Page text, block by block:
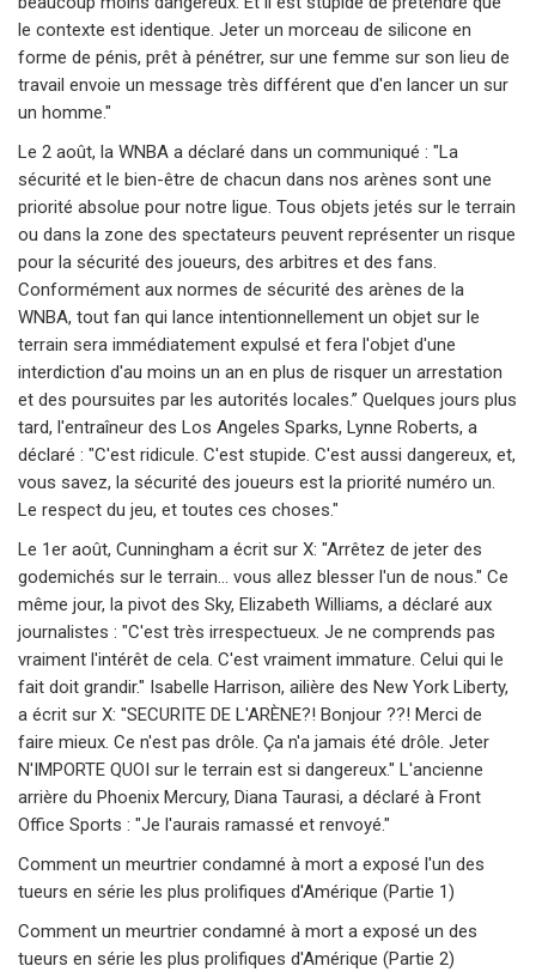
le contexte est identique. Jeter un morceau de silicone en
forme de pénis, prêt à pénétrer, sur une femme sur son lieu de
travail envoie un message très différent que d'en lancer un sur
un homme."
Le 2 août, la WNBA a déclaré dans un communiqué : "La
sécurité et le bien-être de chacun dans nos arènes sont une
priorité absolue pour notre ligue. Tous objets jetés sur le terrain
ou dans la zone des spectateurs peuvent représenter un risque
pour la sécurité des joueurs, des arbitres et des fans.
Conformément aux normes de sécurité des arènes de la
WNBA, tout fan qui lance intentionnellement un objet sur le
terrain sera immédiatement expulsé et fera l'objet d'une
interdiction d'au moins un an en plus de risquer un arrestation
et des poursuites par les autorités locales.” Quelques jours plus
tard, l'entraîneur des Los Angeles Sparks, Lynne Roberts, a
déclaré : "C'est ridicule. C'est stupide. C'est aussi dangereux, et,
vous savez, la sécurité des joueurs est la priorité numéro un.
Le respect du jeu, et toutes ces choses."
Le 1er août, Cunningham a écrit sur X: "Arrêtez de jeter des
godemichés sur le terrain... vous allez blesser l'un de nous." Ce
même jour, la pivot des Sky, Elizabeth Williams, a déclaré aux
journalistes : "C'est très irrespectueux. Je ne comprends pas
vraiment l'intérêt de cela. C'est vraiment immature. Celui qui le
fait doit grandir." Isabelle Harrison, ailière des New York Liberty,
a écrit sur X: "SECURITE DE L'ARÈNE?! Bonjour ??! Merci de
faire mieux. Ce n'est pas drôle. Ça n'a jamais été drôle. Jeter
N'IMPORTE QUOI sur le terrain est si dangereux." L'ancienne
arrière du Phoenix Mercury, Diana Taurasi, a déclaré à Front
Office Sports : "Je l'aurais ramassé et renvoyé."
Comment un meurtrier condamné à mort a exposé l'un des
tueurs en série les plus prolifiques d'Amérique (Partie 1)
Comment un meurtrier condamné à mort a exposé un des
tueurs en série les plus prolifiques d'Amérique (Partie 2)